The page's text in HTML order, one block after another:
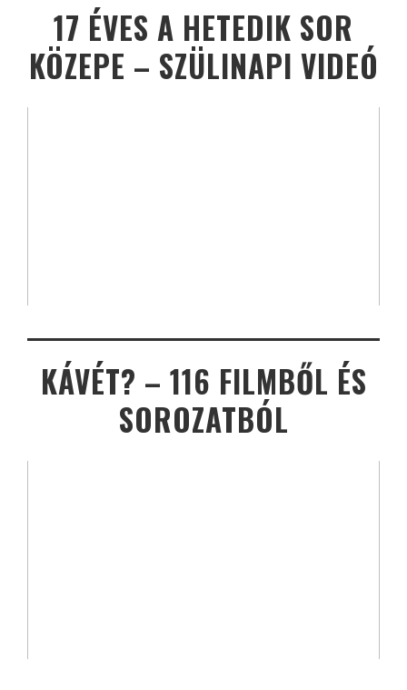
17 ÉVES A HETEDIK SOR
KÖZEPE – SZÜLINAPI VIDEÓ
KÁVÉT? – 116 FILMBŐL ÉS
SOROZATBÓL